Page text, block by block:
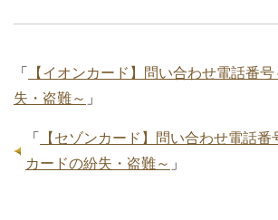
「
【イオンカード】問い合わせ電話番
失・盗難～ 」
「
【セゾンカード】問い合わせ電話
カードの紛失・盗難～ 」